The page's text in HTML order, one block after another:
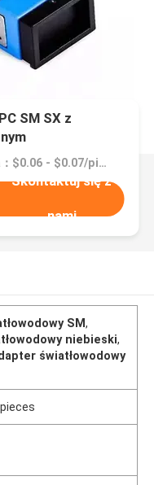
SM SX z
Cena：$0.06 - $0.07/pieces
Skontaktuj się z
nami
SM,
niebieski,
światłowodowy